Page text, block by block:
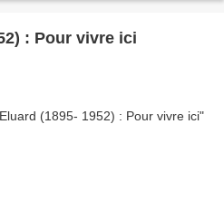
: Pour vivre ici